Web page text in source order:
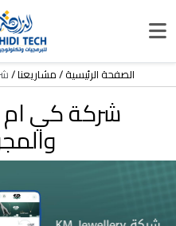
الصفحة الرئيسية مشاريعنا
شركة كي ام